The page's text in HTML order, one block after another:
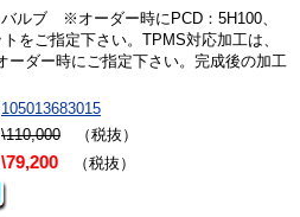
ルブ ※オーダー時にPCD：5H100、
をご指定下さい。TPMS対応加工は、
ーダー時にご指定下さい。完成後の加工
105013683015
\110,000 （税抜）
\79,200 （税抜）